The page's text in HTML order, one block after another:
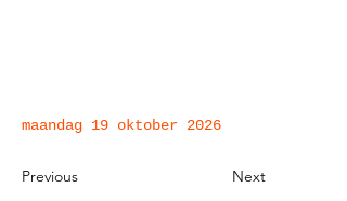
maandag 19 oktober 2026
Previous Next